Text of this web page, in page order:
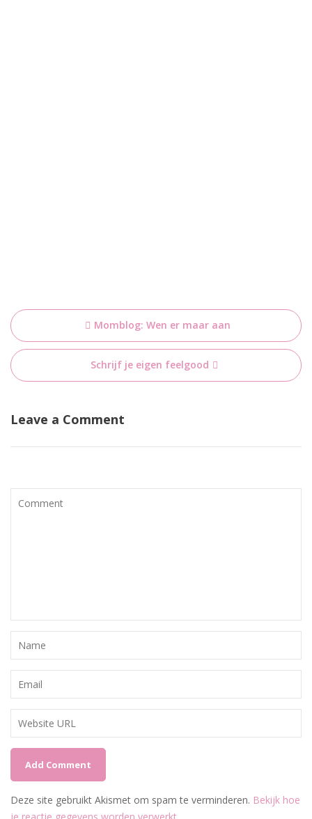
Bericht
navigatie
Momblog: Wen er maar aan
Schrijf je eigen feelgood
Leave a Comment
Deze site gebruikt Akismet om spam te verminderen. Bekijk hoe